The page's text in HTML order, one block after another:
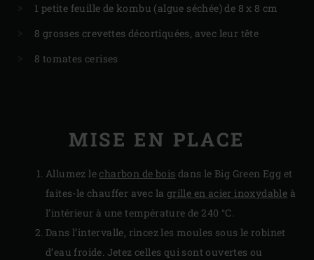
1 petite feuille de kombu (algue séchée) de 8 x 8 cm
8 grosses crevettes décortiquées, avec leur tête
8 tomates cerises
MISE EN PLACE
Allumez lecharbon de bois dans le Big Green Egg et
faites-le chauffer avec la grille en acier inoxydable à
l’intérieur à une température de 240 °C.
Dans l’intervalle, rincez les moules sous le robinet
d’eau froide. Jetez celles qui sont ouvertes ou